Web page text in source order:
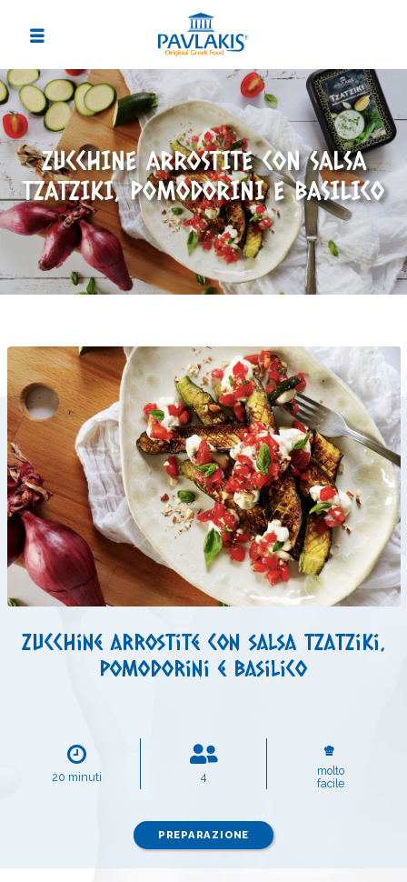
ZUCCHINE ARROSTITE CON SALSA
TZATZIKI, POMODORINI E BASILICO
Zucchine arrostite con salsa tzatziki,
pomodorini e basilico
20 minuti 4
molto
facile
PREPARAZIONE